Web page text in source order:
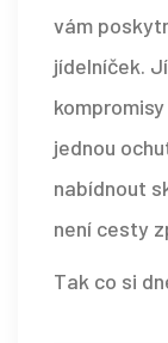
vám
jídelníček.
jednou
nabídnout
není cesty
Tak co si